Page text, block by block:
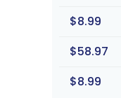
$8.99
$58.97
$8.99